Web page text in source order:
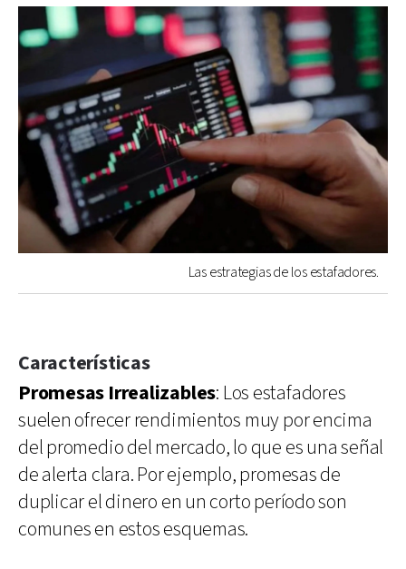
Las estrategias de los estafadores.
Características
Promesas Irrealizables: Los estafadores
suelen ofrecer rendimientos muy por encima
del promedio del mercado, lo que es una señal
de alerta clara. Por ejemplo, promesas de
duplicar el dinero en un corto período son
comunes en estos esquemas.